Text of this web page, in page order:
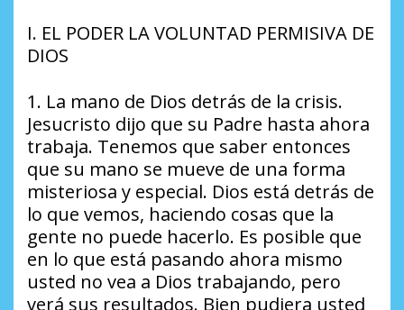
I. EL PODER LA VOLUNTAD PERMISIVA DE
DIOS
1. La mano de Dios detrás de la crisis.
Jesucristo dijo que su Padre hasta ahora
trabaja. Tenemos que saber entonces
que su mano se mueve de una forma
misteriosa y especial. Dios está detrás de
lo que vemos, haciendo cosas que la
gente no puede hacerlo. Es posible que
en lo que está pasando ahora mismo
usted no vea a Dios trabajando, pero
verá sus resultados. Bien pudiera usted